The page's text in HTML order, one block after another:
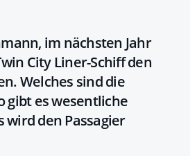
im nächsten Jahr
City Liner-Schiff den
Welches sind die
gibt es wesentliche
wird den Passagier